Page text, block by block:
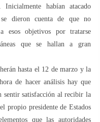
Inicialmente habían atacado
dieron cuenta de que no
esos objetivos por tratarse
que se hallan a gran
hasta el 12 de marzo y la
de hacer análisis hay que
sentir satisfacción al recibir la
propio presidente de Estados
que las autoridades